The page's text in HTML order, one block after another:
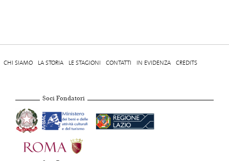
CHI SIAMO LA STORIA LE STAGIONI CONTATTI IN EVIDENZA CREDITS
Soci Fondatori